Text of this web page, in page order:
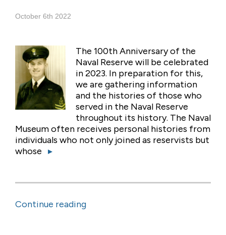
October 6th 2022
The 100th Anniversary of the
Naval Reserve will be celebrated
in 2023. In preparation for this,
we are gathering information
and the histories of those who
served in the Naval Reserve
throughout its history. The Naval
Museum often receives personal histories from
individuals who not only joined as reservists but
whose ▸
Continue reading